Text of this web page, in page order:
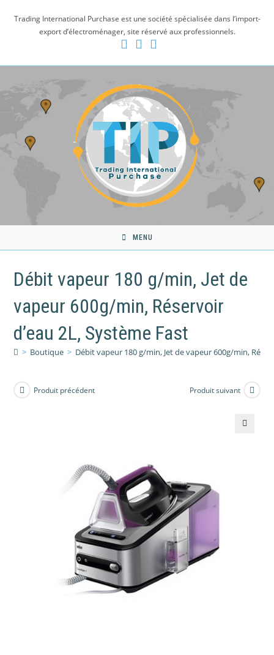
Trading International Purchase est une société spécialisée dans l’import-
export d’électroménager, site réservé aux professionnels.
MENU
Débit vapeur 180 g/min, Jet de
vapeur 600g/min, Réservoir
d’eau 2L, Système Fast
> Boutique > Débit vapeur 180 g/min, Jet de vapeur 600g/min,
Produit précédent Produit suivant